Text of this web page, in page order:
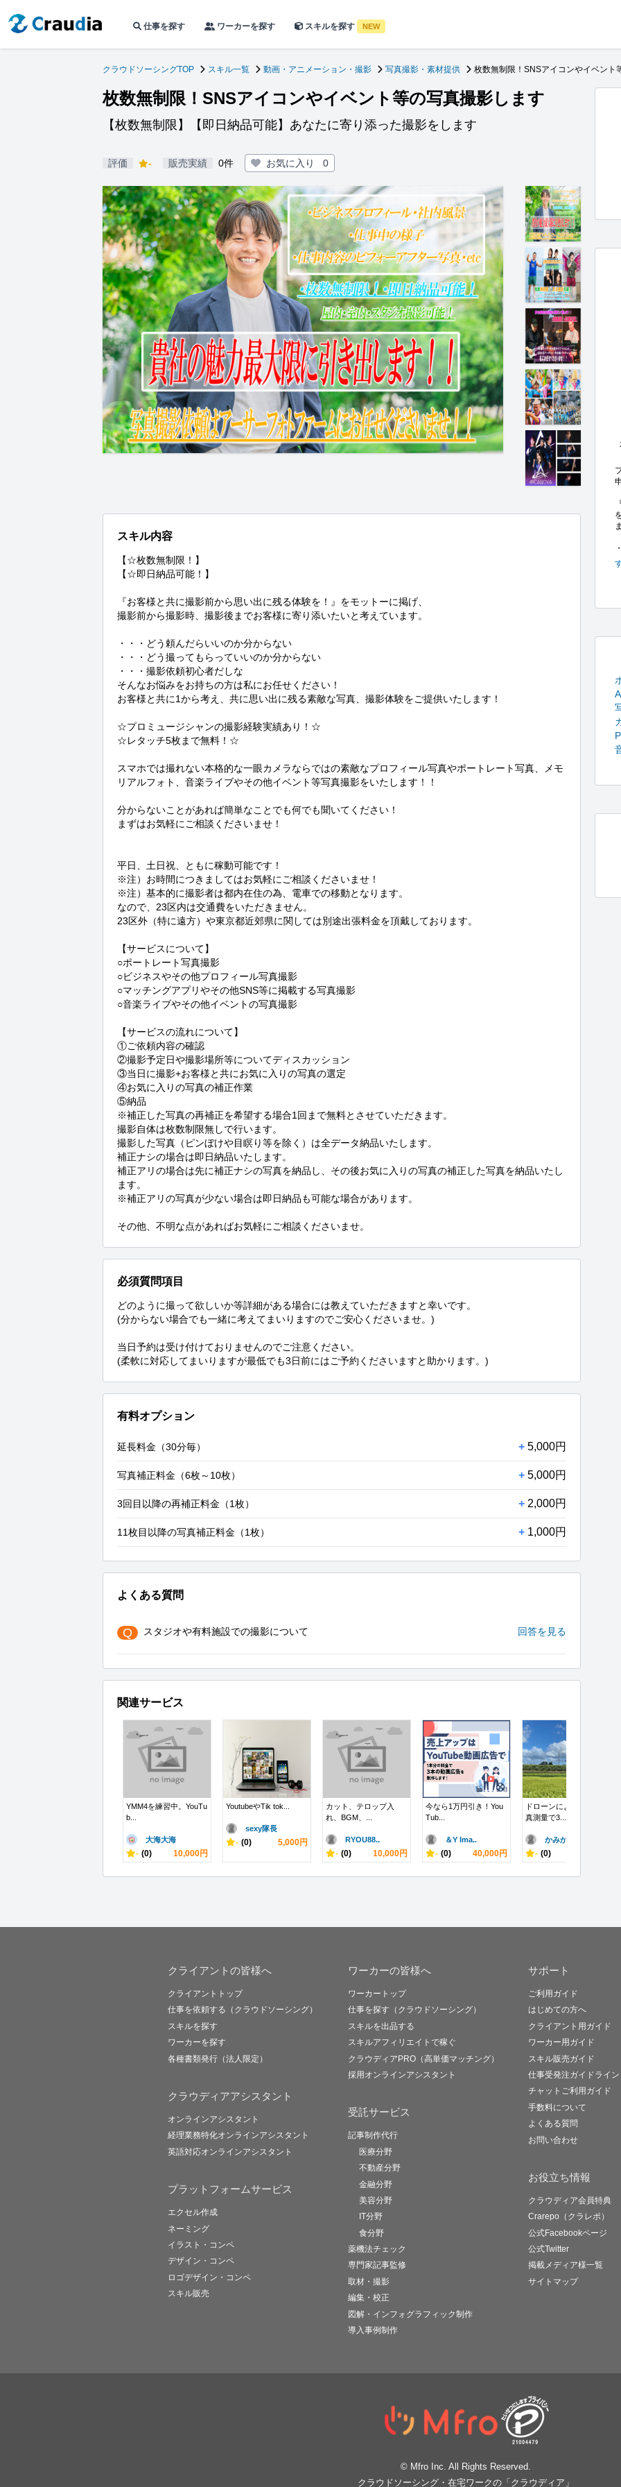
仕事を探す ワーカーを探す スキルを探す NEW
クラウドソーシングTOP スキル一覧 動画・アニメーション・撮影 写真撮影・素材提供 枚数無制限！SNSアイコンやイベント
枚数無制限！SNSアイコンやイベント等の写真撮影します
【枚数無制限】【即日納品可能】あなたに寄り添った撮影をします
評価 - 販売実績 0件 お気に入り 0
スキル内容
【☆枚数無制限！】
【☆即日納品可能！】
『お客様と共に撮影前から思い出に残る体験を！』をモットーに掲げ、
撮影前から撮影時、撮影後までお客様に寄り添いたいと考えています。
・・・どう頼んだらいいのか分からない
・・・どう撮ってもらっていいのか分からない
・・・撮影依頼初心者だしな
そんなお悩みをお持ちの方は私にお任せください！
お客様と共に1から考え、共に思い出に残る素敵な写真、撮影体験をご提供いたします！
☆プロミュージシャンの撮影経験実績あり！☆
☆レタッチ5枚まで無料！☆
スマホでは撮れない本格的な一眼カメラならではの素敵なプロフィール写真やポートレート写真、メモ
リアルフォト、音楽ライブやその他イベント等写真撮影をいたします！！
分からないことがあれば簡単なことでも何でも聞いてください！
まずはお気軽にご相談くださいませ！
平日、土日祝、ともに稼動可能です！
※注）お時間につきましてはお気軽にご相談くださいませ！
※注）基本的に撮影者は都内在住の為、電車での移動となります。
なので、23区内は交通費をいただきません。
23区外（特に遠方）や東京都近郊県に関しては別途出張料金を頂戴しております。
【サービスについて】
○ポートレート写真撮影
○ビジネスやその他プロフィール写真撮影
○マッチングアプリやその他SNS等に掲載する写真撮影
○音楽ライブやその他イベントの写真撮影
【サービスの流れについて】
①ご依頼内容の確認
②撮影予定日や撮影場所等についてディスカッション
③当日に撮影+お客様と共にお気に入りの写真の選定
④お気に入りの写真の補正作業
⑤納品
※補正した写真の再補正を希望する場合1回まで無料とさせていただきます。
撮影自体は枚数制限無しで行います。
撮影した写真（ピンぼけや目瞑り等を除く）は全データ納品いたします。
補正ナシの場合は即日納品いたします。
補正アリの場合は先に補正ナシの写真を納品し、その後お気に入りの写真の補正した写真を納品いたし
ます。
※補正アリの写真が少ない場合は即日納品も可能な場合があります。
その他、不明な点があればお気軽にご相談くださいませ。
必須質問項目
どのように撮って欲しいか等詳細がある場合には教えていただきますと幸いです。
(分からない場合でも一緒に考えてまいりますのでご安心くださいませ。)
当日予約は受け付けておりませんのでご注意ください。
(柔軟に対応してまいりますが最低でも3日前にはご予約くださいますと助かります。)
有料オプション
延長料金（30分毎） + 5,000円
写真補正料金（6枚～10枚） + 5,000円
3回目以降の再補正料金（1枚） + 2,000円
11枚目以降の写真補正料金（1枚） + 1,000円
よくある質問
Q スタジオや有料施設での撮影について 回答を見る
関連サービス
YMM4を練習中。YouTu
b...
大海大海
- (0) 10,000円
YoutubeやTik tok...
sexy隊長
- (0) 5,000円
カット、テロップ入
れ、BGM、...
RYOU88..
- (0) 10,000円
今なら1万円引き！You
Tub...
＆Y Ima..
- (0) 40,000円
ドローンによる空中写
真測量で3...
かみかみ
- (0)
クライアントの皆様へ
クライアントトップ
仕事を依頼する（クラウドソーシング）
スキルを探す
ワーカーを探す
各種書類発行（法人限定）
クラウディアアシスタント
オンラインアシスタント
経理業務特化オンラインアシスタント
英語対応オンラインアシスタント
プラットフォームサービス
エクセル作成
ネーミング
イラスト・コンペ
デザイン・コンペ
ロゴデザイン・コンペ
スキル販売
ワーカーの皆様へ
ワーカートップ
仕事を探す（クラウドソーシング）
スキルを出品する
スキルアフィリエイトで稼ぐ
クラウディアPRO（高単価マッチング）
採用オンラインアシスタント
受託サービス
記事制作代行
医療分野
不動産分野
金融分野
美容分野
IT分野
食分野
薬機法チェック
専門家記事監修
取材・撮影
編集・校正
図解・インフォグラフィック制作
導入事例制作
サポート
ご利用ガイド
はじめての方へ
クライアント用ガイド
ワーカー用ガイド
スキル販売ガイド
仕事受発注ガイドライン
チャットご利用ガイド
手数料について
よくある質問
お問い合わせ
お役立ち情報
クラウディア会員特典
Crarepo（クラレポ）
公式Facebookページ
公式Twitter
掲載メディア様一覧
サイトマップ
© Mfro Inc. All Rights Reserved.
クラウドソーシング・在宅ワークの「クラウディア」